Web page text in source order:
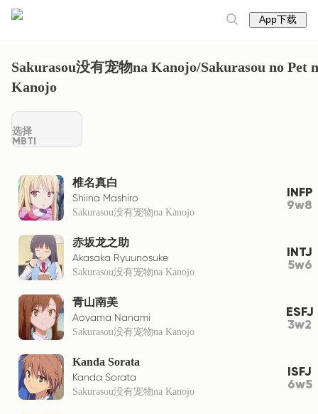
App下载
Sakurasou没有宠物na Kanojo/Sakurasou no Pet
Kanojo
选择
MBTI
椎名真白
Shiina Mashiro
Sakurasou没有宠物na Kanojo
INFP
9w8
赤坂龙之助
Akasaka Ryuunosuke
Sakurasou没有宠物na Kanojo
INTJ
5w6
青山南美
Aoyama Nanami
Sakurasou没有宠物na Kanojo
ESFJ
3w2
Kanda Sorata
Kanda Sorata
Sakurasou没有宠物na Kanojo
ISFJ
6w5